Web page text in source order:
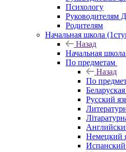
Психологу
Руководителям
Родителям
Начальная школа
Назад
Начальная
По предметам
Назад
По
Русский
Немецкий